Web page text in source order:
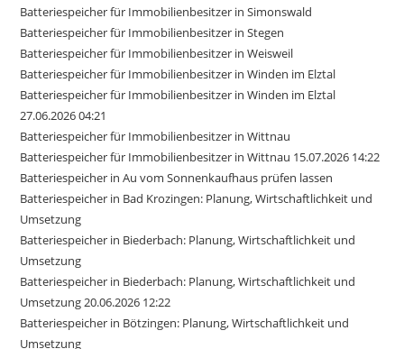
Batteriespeicher für Immobilienbesitzer in Simonswald
Batteriespeicher für Immobilienbesitzer in Stegen
Batteriespeicher für Immobilienbesitzer in Weisweil
Batteriespeicher für Immobilienbesitzer in Winden im Elztal
Batteriespeicher für Immobilienbesitzer in Winden im Elztal
27.06.2026 04:21
Batteriespeicher für Immobilienbesitzer in Wittnau
Batteriespeicher für Immobilienbesitzer in Wittnau 15.07.2026 14:22
Batteriespeicher in Au vom Sonnenkaufhaus prüfen lassen
Batteriespeicher in Bad Krozingen: Planung, Wirtschaftlichkeit und
Umsetzung
Batteriespeicher in Biederbach: Planung, Wirtschaftlichkeit und
Umsetzung
Batteriespeicher in Biederbach: Planung, Wirtschaftlichkeit und
Umsetzung 20.06.2026 12:22
Batteriespeicher in Bötzingen: Planung, Wirtschaftlichkeit und
Umsetzung